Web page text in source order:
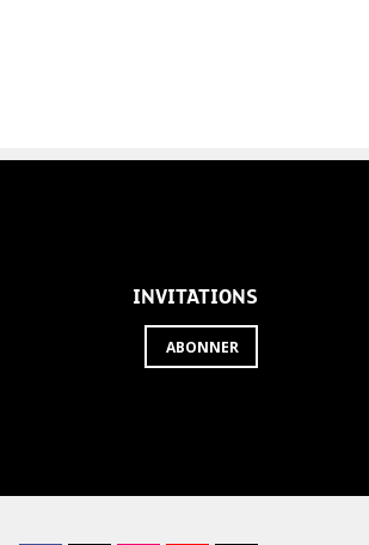
INVITATIONS
ABONNER